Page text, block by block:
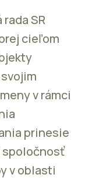
SR
cieľom
v rámci
prinesie
spoločnosť
v oblasti